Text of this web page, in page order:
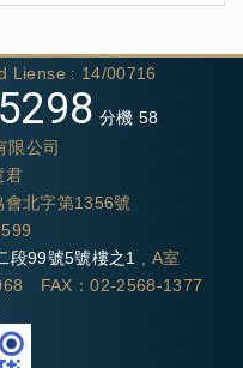
Liense : 14/00716
分機 58
限公司
君
會北字第1356號
段99號5號樓之1
, A室
FAX：02-2568-1377